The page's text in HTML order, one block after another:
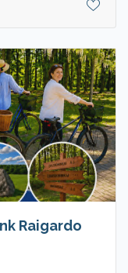
Raigardo